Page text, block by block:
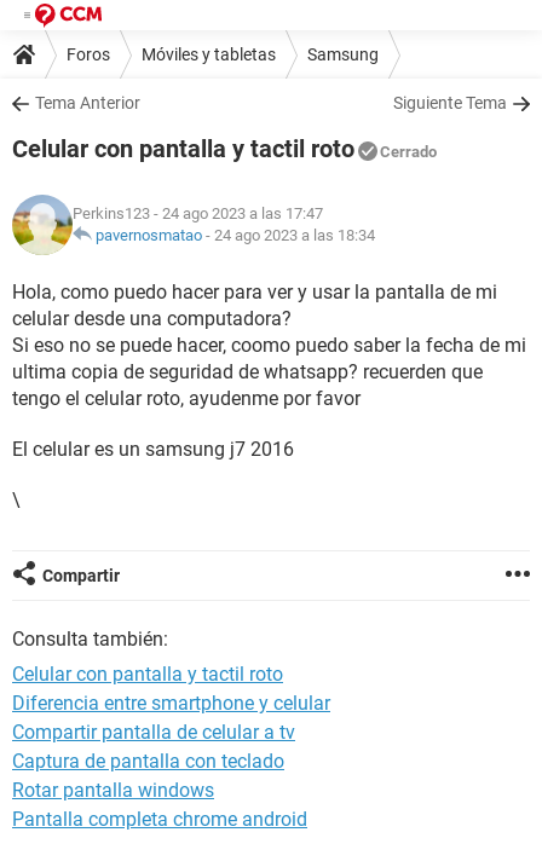
Foros Móviles y tabletas Samsung
Tema Anterior Siguiente Tema
Celular con pantalla y tactil roto Cerrado
Perkins123 - 24 ago 2023 a las 17:47
pavernosmatao - 24 ago 2023 a las 18:34
Hola, como puedo hacer para ver y usar la pantalla de mi
celular desde una computadora?
Si eso no se puede hacer, coomo puedo saber la fecha de mi
ultima copia de seguridad de whatsapp? recuerden que
tengo el celular roto, ayudenme por favor
El celular es un samsung j7 2016
\
Compartir
Consulta también:
Celular con pantalla y tactil roto
Diferencia entre smartphone y celular
Compartir pantalla de celular a tv
Captura de pantalla con teclado
Rotar pantalla windows
Pantalla completa chrome android